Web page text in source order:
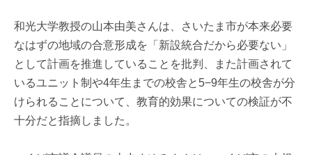
和光大学教授の山本由美さんは、さいたま市が本来必要
なはずの地域の合意形成を「新設統合だから必要ない」
として計画を推進していることを批判、また計画されて
いるユニット制や4年生までの校舎と5−9年生の校舎が分
けられることについて、教育的効果についての検証が不
十分だと指摘しました。